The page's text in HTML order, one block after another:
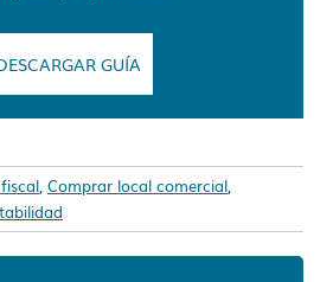
GUÍA
Comprar local comercial